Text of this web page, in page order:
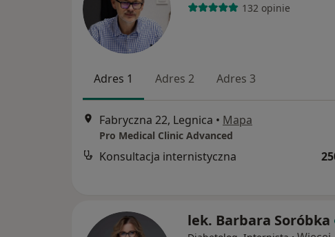
132 opinie
Adres 1 Adres 2 Adres 3
Fabryczna 22, Legnica • Mapa
Pro Medical Clinic Advanced
Konsultacja internistyczna
lek. Barbara Soróbka